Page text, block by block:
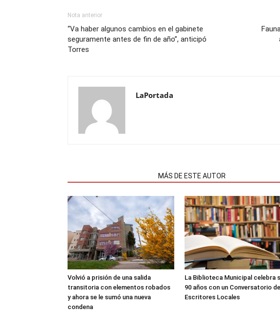
Nota anterior
“Va haber algunos cambios en el gabinete
seguramente antes de fin de año”, anticipó
Torres
LaPortada
MÁS DE ESTE AUTOR
Volvió a prisión de una salida
transitoria con elementos robados
y ahora se le sumó una nueva
condena
La Biblioteca Municipal celebra
90 años con un Conversatorio de
Escritores Locales